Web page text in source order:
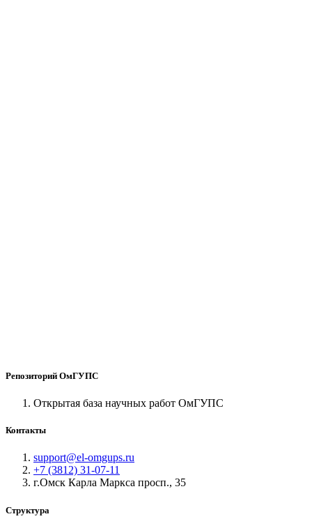
Репозиторий ОмГУПС
Открытая база научных работ ОмГУПС
Контакты
support@el-omgups.ru
+7 (3812) 31-07-11
г.Омск Карла Маркса просп., 35
Структура